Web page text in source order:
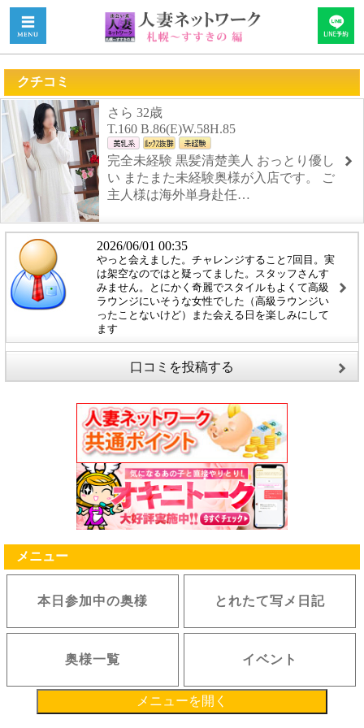
クチコミ
さら 32歳
T.160 B.86(E)W.58H.85
完全未経験 黒髪清楚美人 おっとり優し
い またまた未経験奥様が入店です。 ご
主人様は海外単身赴任…
2026/06/01 00:35
やっと会えました。チャレンジすること7回目。実
は架空なのではと疑ってました。スタッフさんす
みません。とにかく奇麗でスタイルもよくて高級
ラウンジにいそうな女性でした（高級ラウンジい
ったことないけど）また会える日を楽しみにして
ます
口コミを投稿する
メニュー
本日参加中の奥様 とれたて写メ日記
奥様一覧 イベント
メニューを開く